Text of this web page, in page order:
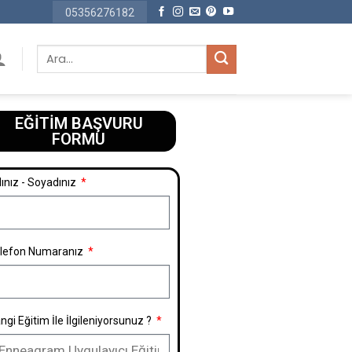
05356276182
EĞİTİM BAŞVURU
FORMU​
- Soyadınız
Numaranız
Eğitim İle İlgileniyorsunuz ?